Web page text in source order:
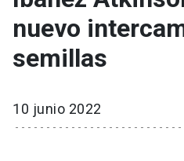
nuevo
semillas
10 junio 2022